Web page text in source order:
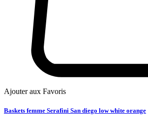
Ajouter aux Favoris
Baskets femme Serafini San diego low white orange